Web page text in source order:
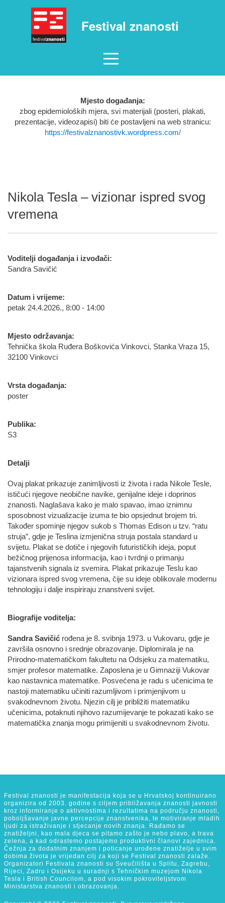
Festival znanosti
Mjesto događanja:
zbog epidemioloških mjera, svi materijali (posteri, plakati,
prezentacije, videozapisi) biti će postavljeni na web stranicu:
https://festivalznanostivk.wordpress.com/
Nikola Tesla – vizionar ispred svog
vremena
Voditelji događanja i izvođači:
Sandra Savičić
Datum i vrijeme:
petak 24.4.2026., 8:00 - 14:00
Mjesto održavanja:
Tehnička škola Ruđera Boškovića Vinkovci, Stanka Vraza 15,
32100 Vinkovci
Vrsta događanja:
poster
Publika:
S3
Detalji
Ovaj plakat prikazuje zanimljivosti iz života i rada Nikole Tesle,
ističući njegove neobične navike, genijalne ideje i doprinos
znanosti. Naglašava kako je malo spavao, imao iznimnu
sposobnost vizualizacije izuma te bio opsjednut brojem tri.
Također spominje njegov sukob s Thomas Edison u tzv. “ratu
struja”, gdje je Teslina izmjenična struja postala standard u
svijetu. Plakat se dotiče i njegovih futurističkih ideja, poput
bežičnog prijenosa informacija, kao i tvrdnji o primanju
tajanstvenih signala iz svemira. Plakat prikazuje Teslu kao
vizionara ispred svog vremena, čije su ideje oblikovale modernu
tehnologiju i dalje inspiriraju znanstveni svijet.
Biografije voditelja:
Sandra Savičić rođena je 8. svibnja 1973. u Vukovaru, gdje je
završila osnovno i srednje obrazovanje. Diplomirala je na
Prirodno-matematičkom fakultetu na Odsjeku za matematiku,
smjer profesor matematike. Zaposlena je u Gimnaziji Vukovar
kao nastavnica matematike. Posvećena je radu s učenicima te
nastoji matematiku učiniti razumljivom i primjenjivom u
svakodnevnom životu. Njezin cilj je približiti matematiku
učenicima, potaknuti njihovo razumijevanje te pokazati kako se
matematička znanja mogu primijeniti u svakodnevnom životu.
Festival znanosti je manifestacija koja se u Hrvatskoj kontinuirano
organizira od 2003. godine s ciljem približavanja znanosti javnosti
kroz informiranje o aktivnostima i rezultatima na području znanosti,
poboljšavanje javne percepcije znanstvenika, te motiviranje mladih
ljudi za istraživanje i stjecanje novih znanja. Rađamo se
znatiželjni, kao mala djeca se pitamo zašto je nebo plavo, a trava
zelena, a kad odrastemo postajemo produktivni članovi zajednica.
Čežnja za dodatnim znanjem i poticanje urođene znatiželje u svim
dobima života je vrijedan cilj za koji se Festival znanosti zalaže.
Organizatori Festivala znanosti su Sveučilišta u Splitu, Zagrebu,
Rijeci, Zadru i Osijeku u suradnji s Tehničkim muzejom Nikola
Tesla i British Councilom, a pod visokim pokroviteljstvom
Ministarstva znanosti i obrazovanja.